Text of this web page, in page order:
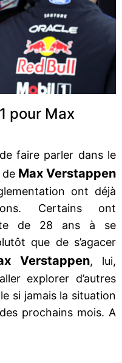
pour Max
faire parler dans le
de Max Verstappen
ont déjà
Certains ont
de 28 ans à se
que de s’agacer
Verstappen, lui,
explorer d’autres
si jamais la situation
prochains mois. A